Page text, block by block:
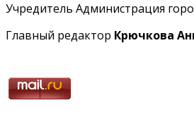
Учредитель Администрация
Главный редактор Крючкова